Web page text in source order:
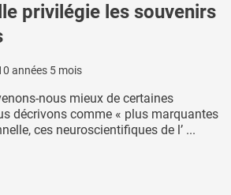
privilégie les souvenirs
années 5 mois
nous mieux de certaines
décrivons comme « plus marquantes
ces neuroscientifiques de l’ ...